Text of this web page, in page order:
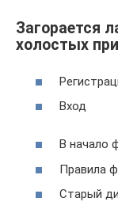
Загорается
холостых
Вход
В начало
Правила
Старый